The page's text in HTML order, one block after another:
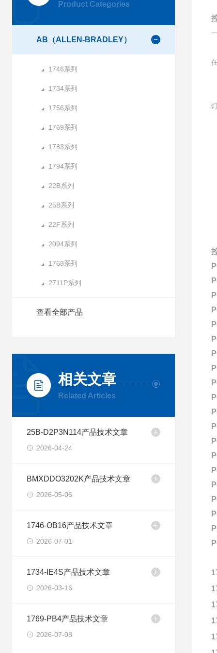
Product Categories
AB（ALLEN-BRADLEY）
1746系列
1734系列
1756系列
1769系列
1783系列
1794系列
22B系列
25B系列
22F系列
2094系列
1768系列
2711P系列
查看全部产品
相关文章
Related Articles
25B-D2P3N114产品技术文章
2026-04-24
BMXDDO3202K产品技术文章
2026-05-06
1746-OB16产品技术文章
2026-07-01
1734-IE4S产品技术文章
2026-03-16
1769-PB4产品技术文章
2026-07-08